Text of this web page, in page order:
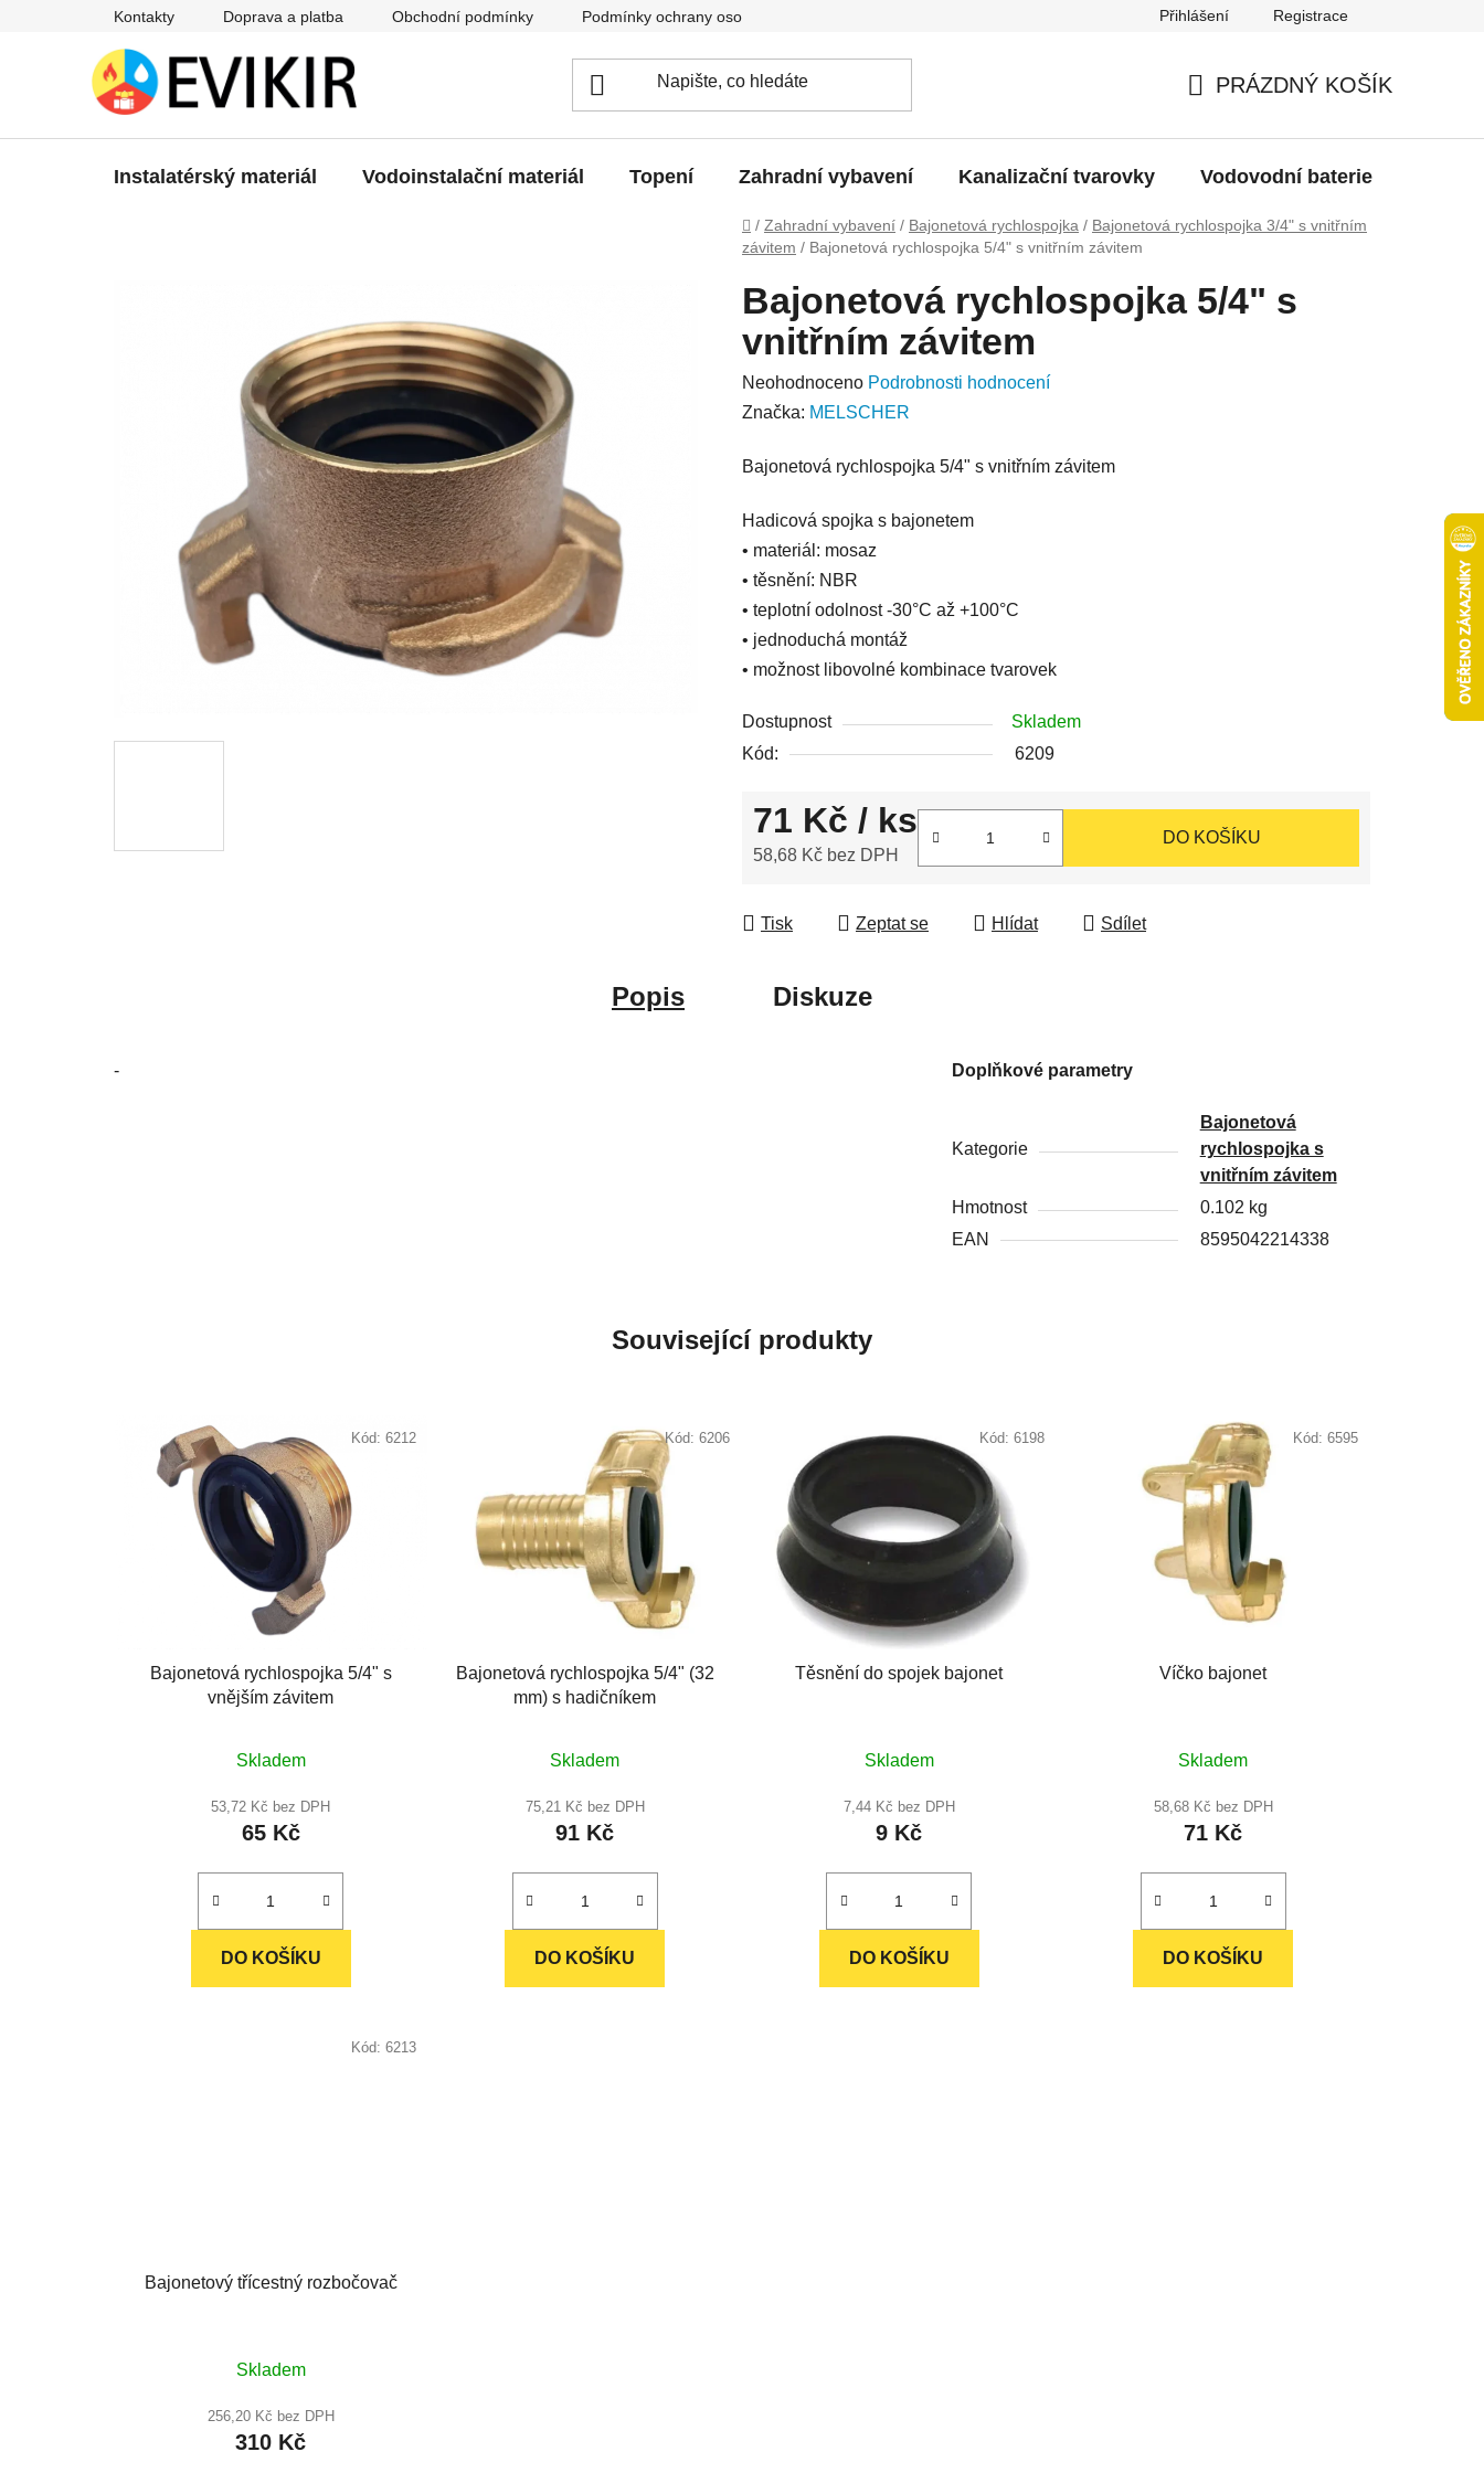
Kontakty Doprava a platba Obchodní podmínky Podmínky ochrany osobních údajů Přihlášení Registrace
KOŠÍK
PRÁZDNÝ KOŠÍK
Instalatérský materiál Vodoinstalační materiál Topení Zahradní vybavení Kanalizační tvarovky Vodovodní baterie
Domů
/ Zahradní vybavení / Bajonetová rychlospojka / Bajonetová rychlospojka 3/4" s vnitřním
závitem / Bajonetová rychlospojka 5/4" s vnitřním závitem
Bajonetová rychlospojka 5/4" s
vnitřním závitem
Průměrné
hodnocení
je
z
hvězdiček.
Neohodnoceno Podrobnosti hodnocení
Značka: MELSCHER
Bajonetová rychlospojka 5/4" s vnitřním závitem
Hadicová spojka s bajonetem
• materiál: mosaz
• těsnění: NBR
• teplotní odolnost -30°C až +100°C
• jednoduchá montáž
• možnost libovolné kombinace tvarovek
Dostupnost
Skladem
Kód:
6209
71 Kč / ks
58,68 Kč bez DPH
DO KOŠÍKU
Tisk Zeptat se Hlídat Sdílet
Popis Diskuze
- Doplňkové parametry
Kategorie
Bajonetová
rychlospojka s
vnitřním závitem
Hmotnost
0.102 kg
EAN
8595042214338
Související produkty
Bajonetová rychlospojka 5/4" s
vnějším závitem
Skladem
53,72 Kč bez DPH
65 Kč
DO KOŠÍKU
Kód: 6212
Bajonetová rychlospojka 5/4" (32
mm) s hadičníkem
Skladem
75,21 Kč bez DPH
91 Kč
DO KOŠÍKU
Kód: 6206
Těsnění do spojek bajonet
Skladem
7,44 Kč bez DPH
9 Kč
DO KOŠÍKU
Kód: 6198
Víčko bajonet
Skladem
58,68 Kč bez DPH
71 Kč
DO KOŠÍKU
Kód: 6595
Bajonetový třícestný rozbočovač
hodnocení
produktu
je
Skladem
256,20 Kč bez DPH
310 Kč
Kód: 6213